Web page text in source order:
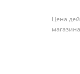
Цена